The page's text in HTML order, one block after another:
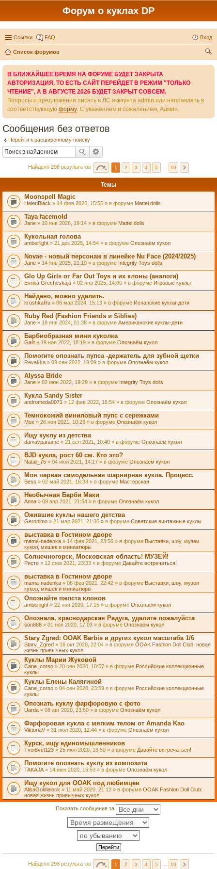
Форум о куклах DP
Ссылки FAQ Вход
Список форумов
В БЛИЖАЙШЕЕ ВРЕМЯ НА ФОРУМЕ БУДЕТ ЗАКРЫТА
АВТОРИЗАЦИЯ, ТО ЕСТЬ САЙТ ПЕРЕЙДЕТ В РЕЖИМ "ТОЛЬКО
ЧТЕНИЕ", А В АВГУСТЕ 2026 БУДЕТ ЗАКРЫТ СОВСЕМ.
Вопросы и предложения писать в ЛС аккаунта admin или направлять в
соответствующую форму. С уважением и сожалением, Админ.
Сообщения без ответов
Перейти к расширенному поиску
Найдено 298 результатов 1 2 3 4 5 10
Темы
Moonspell Magic
HelenBlack » 14 фев 2026, 15:55 » в форуме Mattel dolls
Taya facemold
Jane » 10 янв 2026, 19:14 » в форуме Mattel dolls
Кукольная голова
amberlight » 21 дек 2025, 14:54 » в форуме Опознаём кукол
Novae - новый персонаж в линейке Nu Face (2024/2025)
Jane » 14 янв 2025, 21:10 » в форуме Integrity Toys dolls
Glo Up Girls от Far Out Toys и их клоны (аналоги)
Evrika Grecheskaja » 02 янв 2025, 14:00 » в форуме Игровые куклы
Найдено, можно удалить.
kroshkaRu » 06 мар 2024, 15:13 » в форуме Испанские куклы-дети
Ruby Red (Fashion Friends и Siblies)
Jane » 18 янв 2024, 01:38 » в форуме Американские куклы-дети
Барбиобразная мини куколка
Galit » 19 ноя 2022, 18:19 » в форуме Опознаём кукол
Помогите опознать пупса -держатель для зубной щетки
Revekka » 09 сен 2022, 19:09 » в форуме Опознаём кукол
Alyssa Bride
Jane » 02 июн 2022, 19:29 » в форуме Integrity Toys dolls
Кукла Sandy Sister
andromeda0071 » 12 фев 2022, 16:54 » в форуме Опознаём кукол
Темнокожий виниловый пупс с сережками
Mox » 26 ноя 2021, 10:29 » в форуме Опознаём кукол
Ищу куклу из детства
damavpaname » 21 сен 2021, 10:40 » в форуме Опознаём кукол
BJD кукла, рост 60 см. Кто это?
Natali_75 » 04 июл 2021, 14:17 » в форуме Опознаём кукол
Моя первая самодельная шарнирная кукла. Процесс.
Bess » 02 май 2021, 16:38 » в форуме Мастерская
Необычная Барби Маки
Anna » 09 апр 2021, 21:54 » в форуме Опознаём кукол
Ожившие куклы нашего детства
Geronimo » 21 мар 2021, 21:35 » в форуме Советские винтажные куклы
выставка в Гостином дворе
mama-nadenka » 14 фев 2021, 23:56 » в форуме Выставки, шоу, музеи
кукол, мишек и миниатюры
Солнечногорск, Московская область! МУЗЕЙ!
Ристе » 12 фев 2021, 23:33 » в форуме Давайте встречаться!
выставка в Гостином дворе
mama-nadenka » 06 фев 2021, 22:42 » в форуме Выставки, шоу, музеи
кукол, мишек и миниатюры
Опознайте пжлста клонов
amberlight » 22 ноя 2020, 17:15 » в форуме Опознаём кукол
Опознала, краснодарская Радуга, удалите пожалуйста
son888 » 01 ноя 2020, 17:03 » в форуме Опознаём кукол
Stary Zgred: OOAK Barbie и других кукол масштаба 1/6
Stary_Zgred » 16 окт 2020, 22:04 » в форуме OOAK Fashion Doll Club: новая
жизнь привычных кукол.
Куклы Марии Жуковой
Cane_corso » 20 сен 2020, 18:57 » в форуме Российские коллекционные
куклы
Куклы Елены Калягиной
Cane_corso » 04 сен 2020, 23:59 » в форуме Российские коллекционные
куклы
Опознать куклу фарфоровую с фото
Uarda » 08 авг 2020, 23:50 » в форуме Опознаём кукол
Фарфоровая кукла с мягким телом от Amanda Kao
ViktoriaV» 31 июл 2020, 12:44 » в форуме Опознаём кукол
Курск, ищу единомышленников
TvoiSvet123 » 25 июл 2020, 13:50 » в форуме Давайте встречаться!
Помогите опознать куклу из композита
TAKAJA » 14 июн 2020, 15:53 » в форуме Опознаём кукол
Ищу кукол для OOAK под любимцев
AlisaGoldielock » 11 май 2020, 21:12 » в форуме OOAK Fashion Doll Club:
новая жизнь привычных кукол.
Показать сообщения за
Найдено 298 результатов 1 2 3 4 5 10